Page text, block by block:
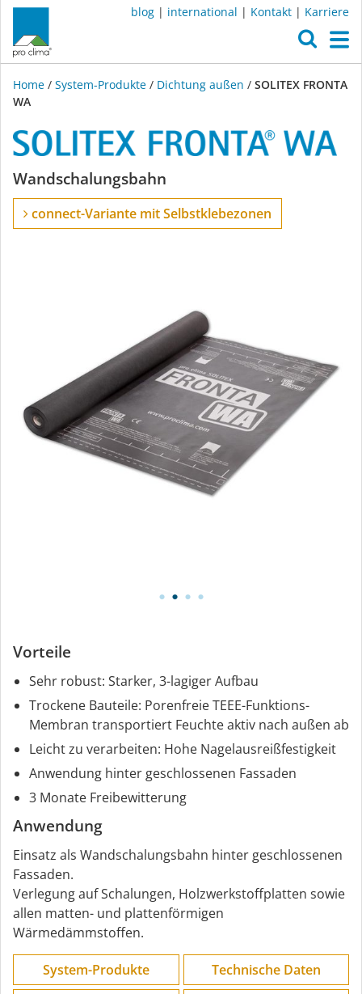
blog | international | Kontakt | Karriere
Home / System-Produkte / Dichtung außen / SOLITEX FRONTA
WA
SOLITEX
FRONTA
Wandschalungsbahn
connect-Variante mit Selbstklebezonen
Vorteile
Sehr robust: Starker, 3-lagiger Aufbau
Trockene Bauteile: Porenfreie TEEE-Funktions-
Membran transportiert Feuchte aktiv nach außen ab
Leicht zu verarbeiten: Hohe Nagelausreißfestigkeit
Anwendung hinter geschlossenen Fassaden
3 Monate Freibewitterung
Anwendung
Einsatz als Wandschalungsbahn hinter geschlossenen
Fassaden.
Verlegung auf Schalungen, Holzwerkstoffplatten sowie
allen matten- und plattenförmigen
Wärmedämmstoffen.
System-Produkte
Technische Daten